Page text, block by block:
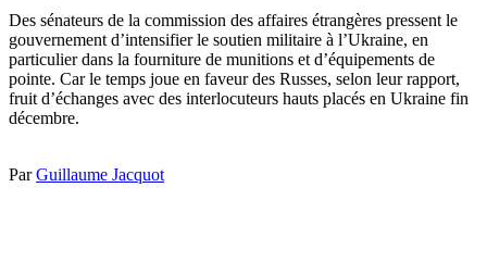
Des sénateurs de la commission des affaires étrangères pressent le
gouvernement d’intensifier le soutien militaire à l’Ukraine, en
particulier dans la fourniture de munitions et d’équipements de
pointe. Car le temps joue en faveur des Russes, selon leur rapport,
fruit d’échanges avec des interlocuteurs hauts placés en Ukraine fin
décembre.
ParGuillaume Jacquot